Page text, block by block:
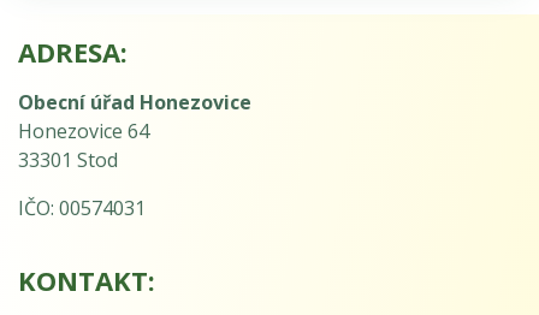
ADRESA:
Obecní úřad Honezovice
Honezovice 64
33301 Stod
IČO: 00574031
KONTAKT: